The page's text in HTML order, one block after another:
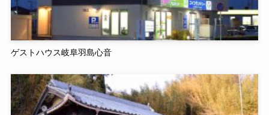
ゲストハウス岐阜羽島心音